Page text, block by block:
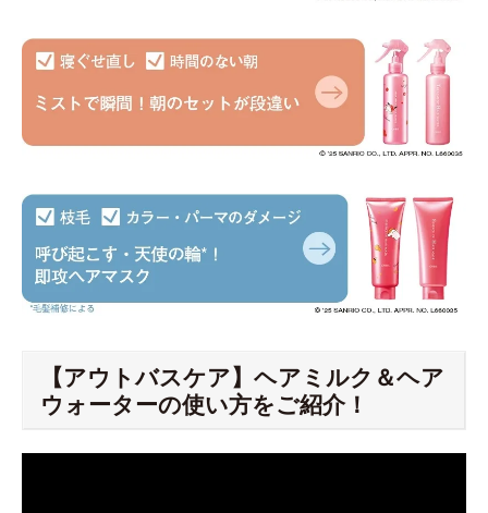
【アウトバスケア】ヘアミルク＆ヘア
ウォーターの使い方をご紹介！